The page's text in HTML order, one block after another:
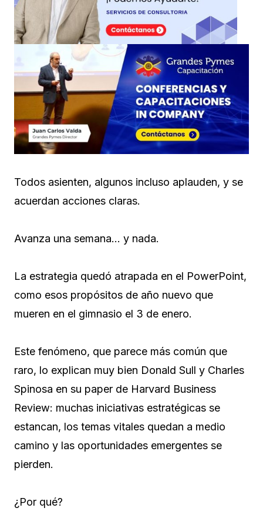
Todos asienten, algunos incluso aplauden, y se
acuerdan acciones claras.
Avanza una semana… y nada.
La estrategia quedó atrapada en el PowerPoint,
como esos propósitos de año nuevo que
mueren en el gimnasio el 3 de enero.
Este fenómeno, que parece más común que
raro, lo explican muy bien Donald Sull y Charles
Spinosa en su paper de Harvard Business
Review: muchas iniciativas estratégicas se
estancan, los temas vitales quedan a medio
camino y las oportunidades emergentes se
pierden.
¿Por qué?